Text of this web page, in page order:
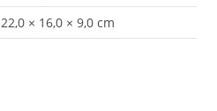
22,0 × 16,0 × 9,0 cm